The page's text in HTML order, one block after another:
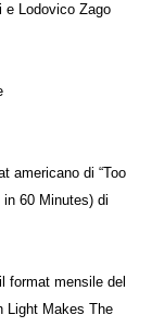
e Lodovico Zago
americano di “Too
60 Minutes) di
format mensile del
Light Makes The